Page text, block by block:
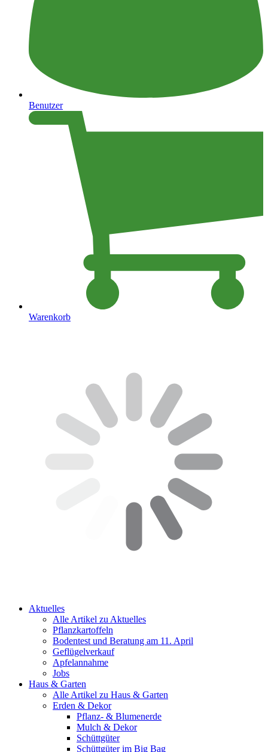
Benutzer
Warenkorb
Aktuelles
Alle Artikel zu Aktuelles
Pflanzkartoffeln
Bodentest und Beratung am 11. April
Geflügelverkauf
Apfelannahme
Jobs
Haus & Garten
Alle Artikel zu Haus & Garten
Erden & Dekor
Pflanz- & Blumenerde
Mulch & Dekor
Schüttgüter
Schüttgüter im Big Bag